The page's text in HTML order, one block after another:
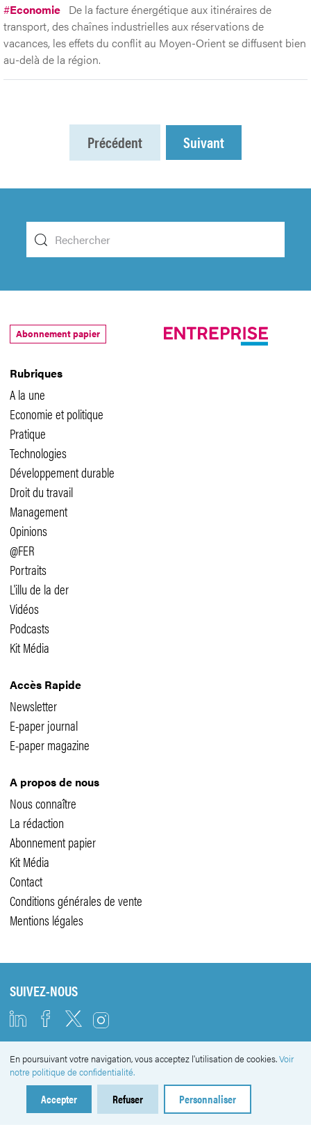
#Economie De la facture énergétique aux itinéraires de
transport, des chaînes industrielles aux réservations de
vacances, les effets du conflit au Moyen-Orient se diffusent bien
au-delà de la région.
Précédent Suivant
Rubriques
A la une
Economie et politique
Pratique
Technologies
Développement durable
Droit du travail
Management
Opinions
@FER
Portraits
L'illu de la der
Vidéos
Podcasts
Kit Média
Accès Rapide
Newsletter
E-paper journal
E-paper magazine
A propos de nous
Nous connaître
La rédaction
Abonnement papier
Kit Média
Contact
Conditions générales de vente
Mentions légales
Abonnement papier
SUIVEZ-NOUS
NEWSLETTER
En poursuivant votre navigation, vous acceptez l'utilisation de cookies.Voir
notre politique de confidentialité.
Accepter Refuser Personnaliser